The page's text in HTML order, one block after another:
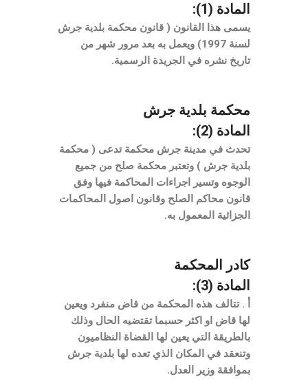
المادة (1):
يسمى هذا القانون ( قانون محكمة بلدية جرش
لسنة 1997) ويعمل به بعد مرور شهر من
تاريخ نشره في الجريدة الرسمية.
محكمة بلدية جرش
المادة (2):
تحدث في مدينة جرش محكمة تدعى ( محكمة
بلدية جرش ) وتعتبر محكمة صلح من جميع
الوجوه وتسير اجراءات المحاكمة فيها وفق
قانون محاكم الصلح وقانون اصول المحاكمات
الجزائية المعمول به.
كادر المحكمة
المادة (3):
أ . تتالف هذه المحكمة من قاض منفرد ويعين
لها قاض او اكثر حسبما تقتضيه الحال وذلك
بالطريقة التي يعين لها القضاة النظاميون
وتنعقد في المكان الذي تعده لها بلدية جرش
بموافقة وزير العدل.